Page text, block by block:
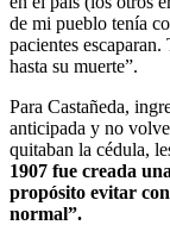
de mi pueblo tenía
pacientes
hasta su muerte”.
Para Castañeda,
anticipada y no
quitaban la cédula,
1907 fue creada
propósito evitar
normal”.